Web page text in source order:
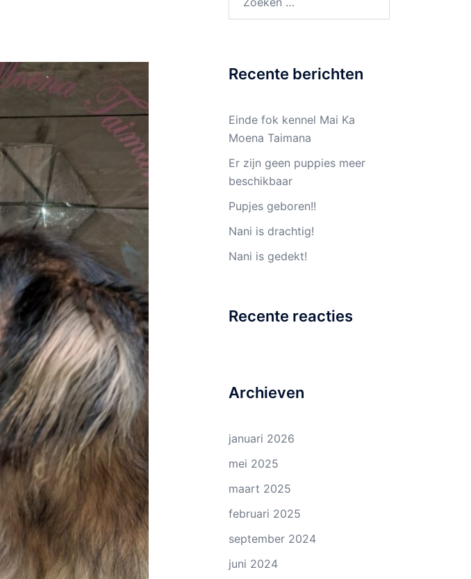
Recente berichten
Einde fok kennel Mai Ka
Moena Taimana
Er zijn geen puppies meer
beschikbaar
Pupjes geboren!!
Nani is drachtig!
Nani is gedekt!
Recente reacties
Archieven
januari 2026
mei 2025
maart 2025
februari 2025
september 2024
juni 2024